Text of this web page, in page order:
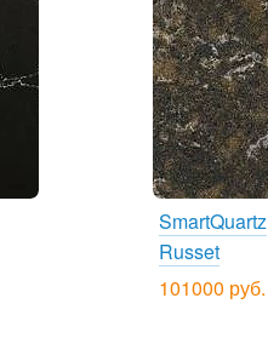
SmartQuartz
Russet
101000 руб.